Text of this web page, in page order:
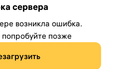
сервера
возникла ошибка.
позже